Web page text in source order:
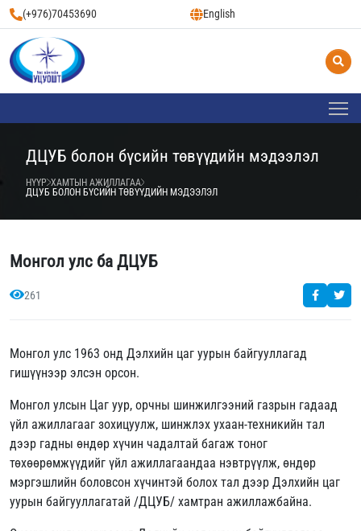
(+976)70453690 English
ДЦУБ болон бүсийн төвүүдийн мэдээлэл
НҮҮР ХАМТЫН АЖИЛЛАГАА
ДЦУБ БОЛОН БҮСИЙН ТӨВҮҮДИЙН МЭДЭЭЛЭЛ
Монгол улс ба ДЦУБ
261
Монгол улс 1963 онд Дэлхийн цаг уурын байгууллагад
гишүүнээр элсэн орсон.
Монгол улсын Цаг уур, орчны шинжилгээний газрын гадаад
үйл ажиллагааг зохицуулж, шинжлэх ухаан-техникийн тал
дээр гадны өндөр хүчин чадалтай багаж тоног
төхөөрөмжүүдийг үйл ажиллагаандаа нэвтрүүлж, өндөр
мэргэшлийн боловсон хүчинтэй болох тал дээр Дэлхийн цаг
уурын байгууллагатай /ДЦУБ/ хамтран ажиллажбайна.